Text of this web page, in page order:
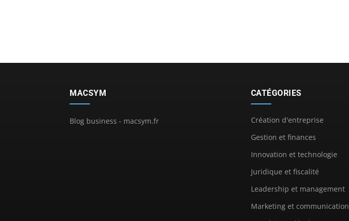
MACSYM
Blog business - macsym.fr
CATÉGORIES
Création d'entreprise
Gestion et finances
Innovation et technologie
Juridique et fiscalité
Leadership et management
Marketing et communication